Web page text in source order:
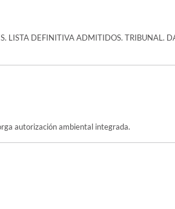
LISTA DEFINITIVA ADMITIDOS. TRIBUNAL.
autorización ambiental integrada.